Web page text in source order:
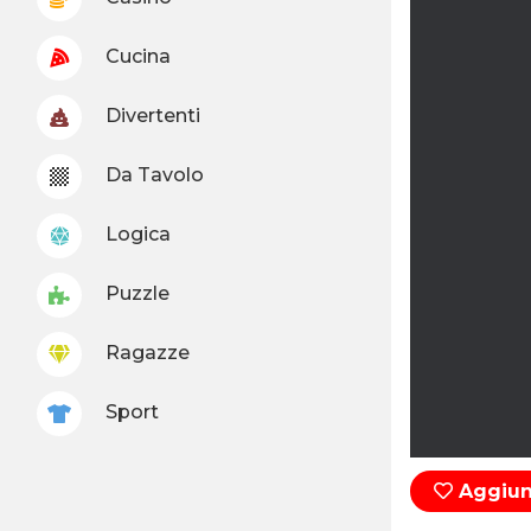
Cucina
Divertenti
Da Tavolo
Logica
Puzzle
Ragazze
Sport